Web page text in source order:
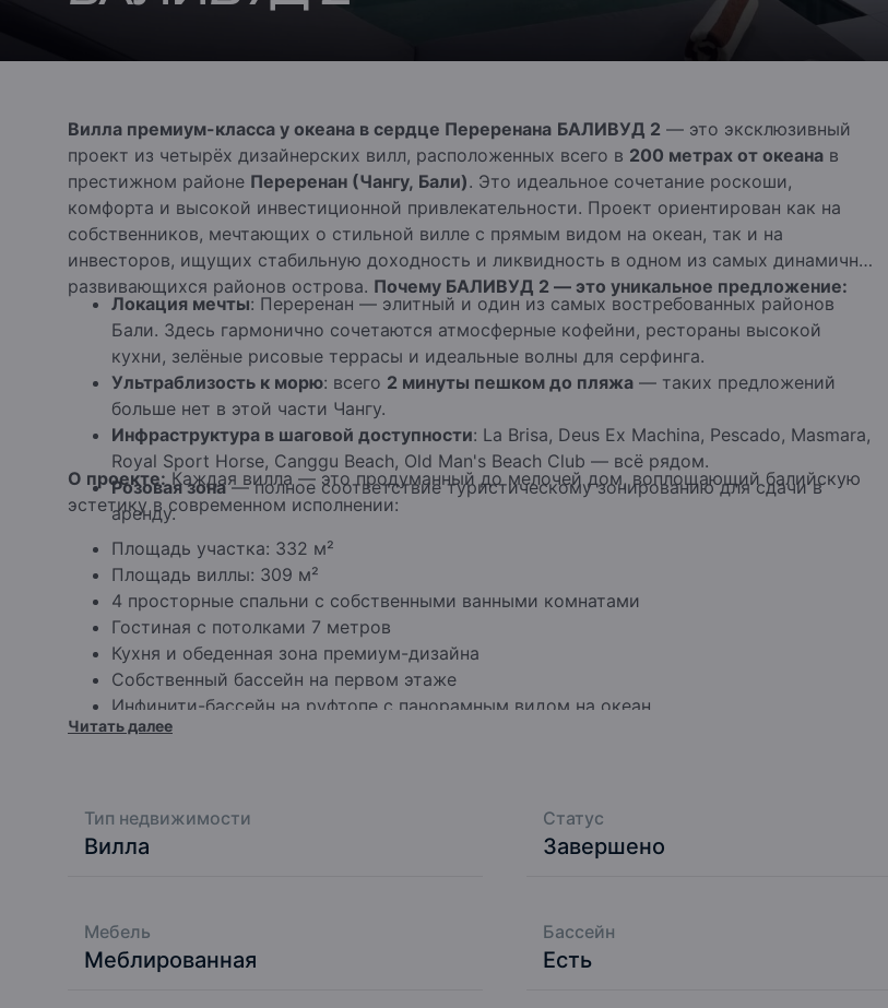
Вилла премиум-класса у океана в сердце Переренана БАЛИВУД 2 — это эксклюзивный
проект из четырёх дизайнерских вилл, расположенных всего в 200 метрах от океана в
престижном районе Переренан (Чангу, Бали). Это идеальное сочетание роскоши,
комфорта и высокой инвестиционной привлекательности. Проект ориентирован как на
собственников, мечтающих о стильной вилле с прямым видом на океан, так и на
инвесторов, ищущих стабильную доходность и ликвидность в одном из самых динамично
развивающихся районов острова. Почему БАЛИВУД 2 — это уникальное предложение:
Локация мечты: Переренан — элитный и один из самых востребованных районов
Бали. Здесь гармонично сочетаются атмосферные кофейни, рестораны высокой
кухни, зелёные рисовые террасы и идеальные волны для серфинга.
Ультраблизость к морю: всего 2 минуты пешком до пляжа — таких предложений
больше нет в этой части Чангу.
Инфраструктура в шаговой доступности: La Brisa, Deus Ex Machina, Pescado, Masmara,
Royal Sport Horse, Canggu Beach, Old Man's Beach Club — всё рядом.
Розовая зона— полное соответствие туристическому зонированию для сдачи в
аренду.
О проекте: Каждая вилла — это продуманный до мелочей дом, воплощающий балийскую
эстетику в современном исполнении:
Площадь участка: 332 м²
Площадь виллы: 309 м²
4 просторные спальни с собственными ванными комнатами
Гостиная с потолками 7 метров
Кухня и обеденная зона премиум-дизайна
Собственный бассейн на первом этаже
Инфинити-бассейн на руфтопе с панорамным видом на океан
Полная меблировка и декор включены в стоимость
Завершение строительства: ноябрь 2025
Читать далее
Тип недвижимости
Вилла
Статус
Завершено
Мебель
Меблированная
Бассейн
Есть